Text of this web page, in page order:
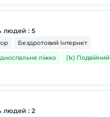
людей :5
Бездротовий Інтернет
ліжко (1x) Подвійний
людей :2